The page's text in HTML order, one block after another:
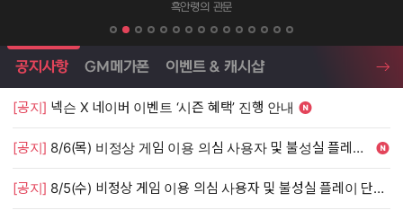
흑안령의 관문
엘소드 소식
공지사항 GM메가폰 이벤트 & 캐시샵
[공지] 넥슨 X 네이버 이벤트 ‘시즌 혜택’ 진행 안내
[공지] 8/6(목) 비정상 게임 이용 의심 사용자 및 불성실 플레이 단속 안내
[공지] 8/5(수) 비정상 게임 이용 의심 사용자 및 불성실 플레이 단속 안내